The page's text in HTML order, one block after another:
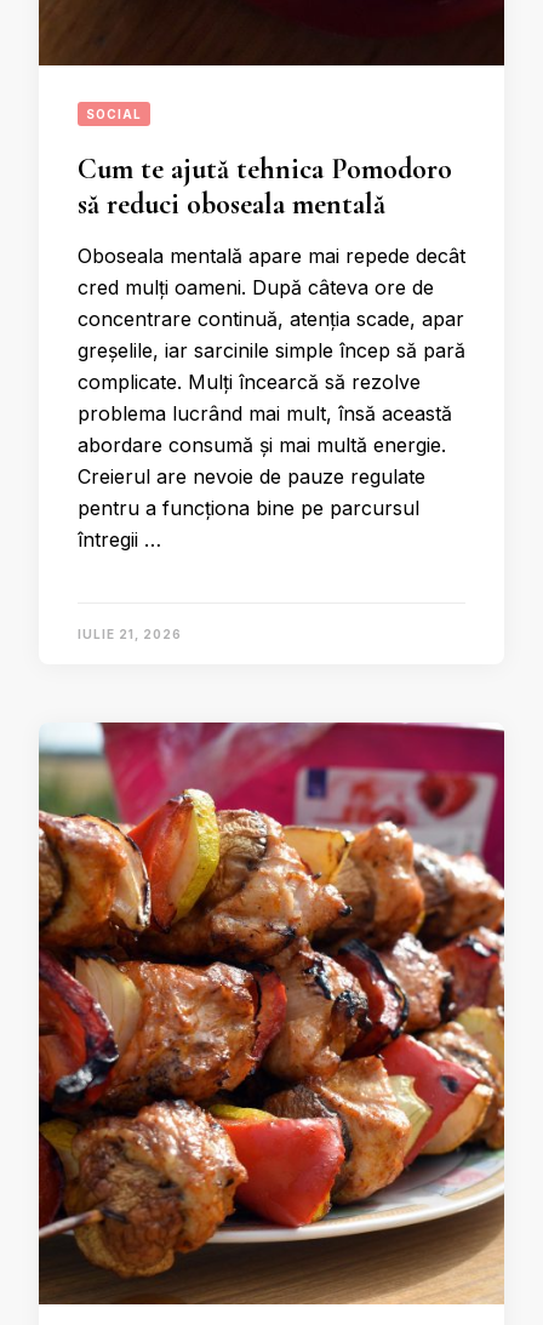
SOCIAL
Cum te ajută tehnica Pomodoro
să reduci oboseala mentală
Oboseala mentală apare mai repede decât
cred mulți oameni. După câteva ore de
concentrare continuă, atenția scade, apar
greșelile, iar sarcinile simple încep să pară
complicate. Mulți încearcă să rezolve
problema lucrând mai mult, însă această
abordare consumă și mai multă energie.
Creierul are nevoie de pauze regulate
pentru a funcționa bine pe parcursul
întregii …
IULIE 21, 2026